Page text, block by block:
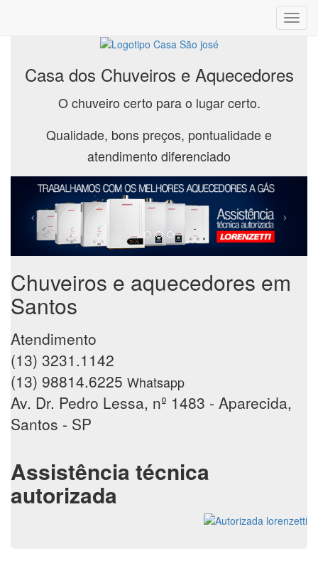
Casa dos Chuveiros e Aquecedores
O chuveiro certo para o lugar certo.
Qualidade, bons preços, pontualidade e
atendimento diferenciado
Chuveiros e aquecedores em
Santos
Atendimento
(13) 3231.1142
(13) 98814.6225 Whatsapp
Av. Dr. Pedro Lessa, nº 1483 - Aparecida,
Santos - SP
Assistência técnica
autorizada